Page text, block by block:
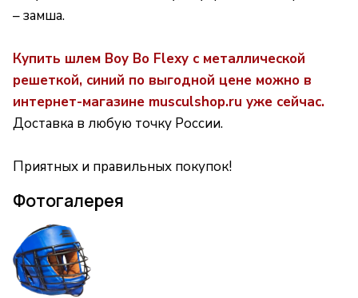
– замша.
Купить шлем Boy Bo Flexy с металлической
решеткой, синий по выгодной цене можно в
интернет-магазине musculshop.ru уже сейчас.
Доставка в любую точку России.
Приятных и правильных покупок!
Фотогалерея